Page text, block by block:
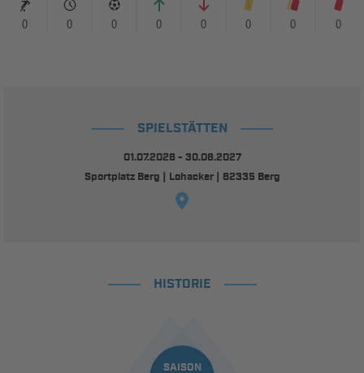
0 0 0 0 0 0 0 0
SPIELSTÄTTEN
01.07.2026 - 30.06.2027
Sportplatz Berg | Lohacker | 82335 Berg
HISTORIE
SAISON